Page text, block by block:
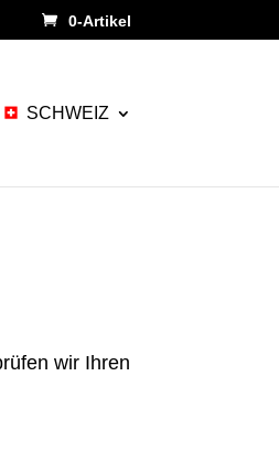
0-Artikel
SCHWEIZ
wir Ihren